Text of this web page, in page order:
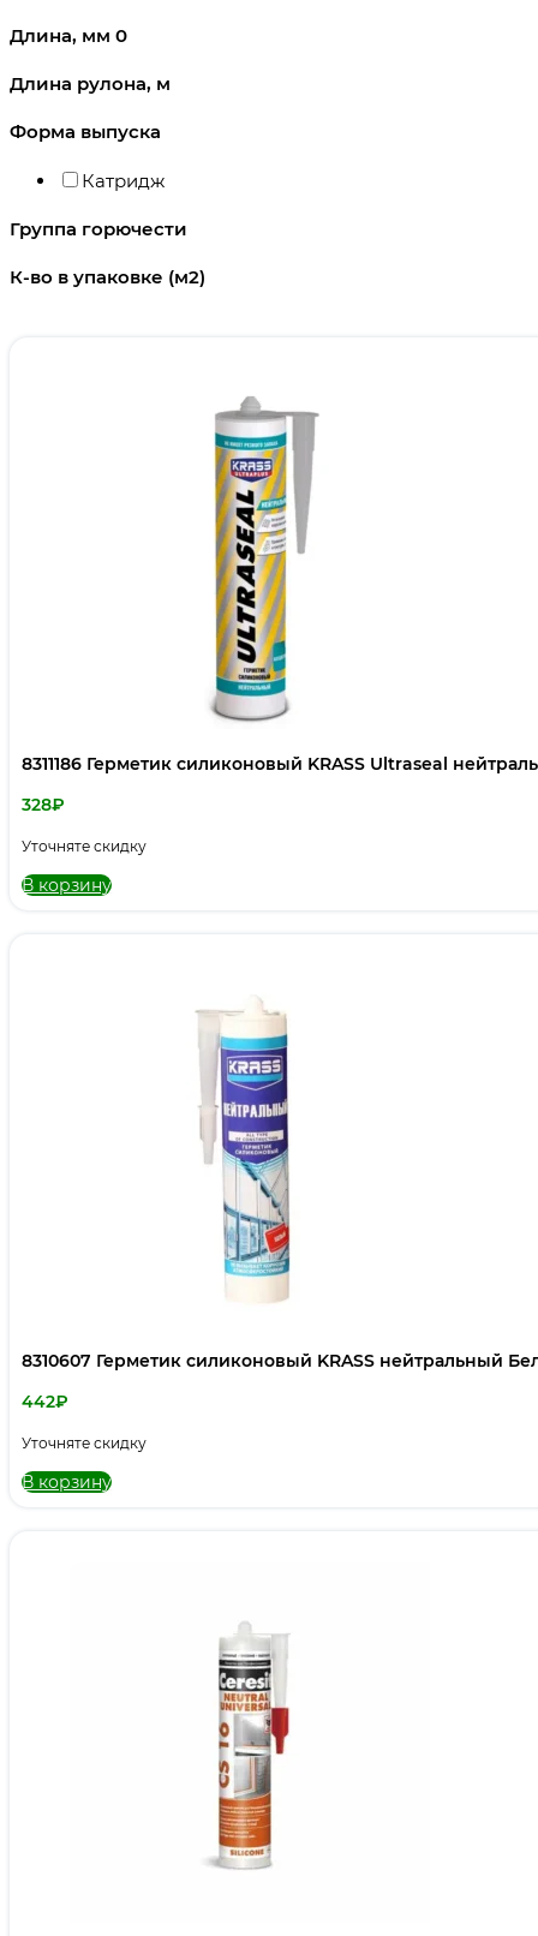
Длина, мм 0
Длина рулона, м
Форма выпуска
Катридж
Группа горючести
К-во в упаковке (м2)
8311186 Герметик силиконовый KRASS Ultraseal
328₽
Уточняте скидку
В корзину
8310607 Герметик силиконовый KRASS нейтральный
442₽
Уточняте скидку
В корзину